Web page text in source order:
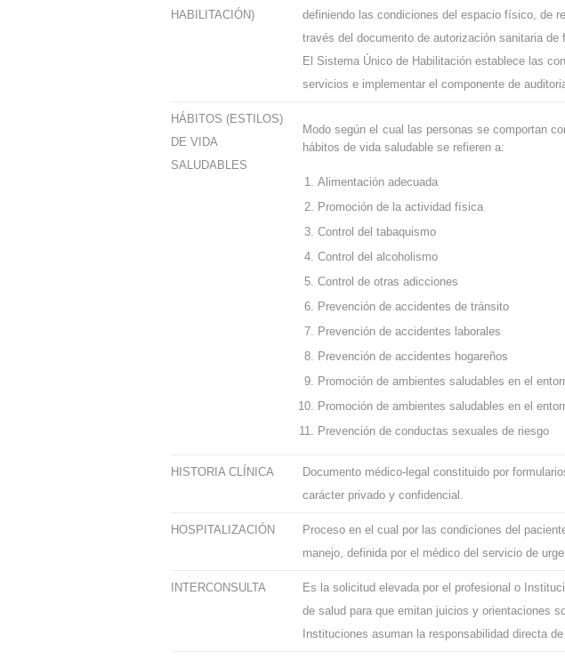
HABILITACIÓN)
definiendo las condiciones del espacio físico, de
través del documento de autorización sanitaria
El Sistema Único de Habilitación establece las
servicios e implementar el componente de
HÁBITOS (ESTILOS)
DE VIDA
SALUDABLES
Modo según el cual las personas se comportan
hábitos de vida saludable se refieren a:
Alimentación adecuada
Promoción de la actividad física
Control del tabaquismo
Control del alcoholismo
Control de otras adicciones
Prevención de accidentes de tránsito
Prevención de accidentes laborales
Prevención de accidentes hogareños
Promoción de ambientes saludables en el
Promoción de ambientes saludables en el
Prevención de conductas sexuales de riesgo
HISTORIA CLÍNICA
Documento médico-legal constituido por
carácter privado y confidencial.
HOSPITALIZACIÓN
Proceso en el cual por las condiciones del
manejo, definida por el médico del servicio de
INTERCONSULTA
Es la solicitud elevada por el profesional o
de salud para que emitan juicios y orientaciones
Instituciones asuman la responsabilidad directa de